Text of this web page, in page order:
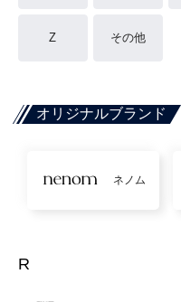
Z その他
オリジナルブランド
ネノム
R